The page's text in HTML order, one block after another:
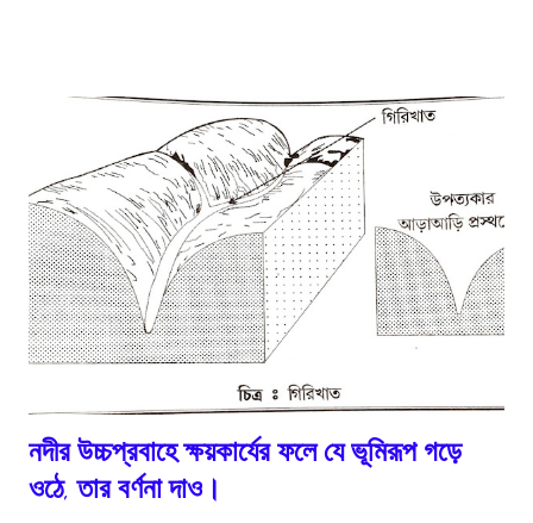
নদীর উচ্চপ্রবাহে ক্ষয়কার্যের ফলে যে ভূমিরূপ গড়ে
ওঠে, তার বর্ণনা দাও।